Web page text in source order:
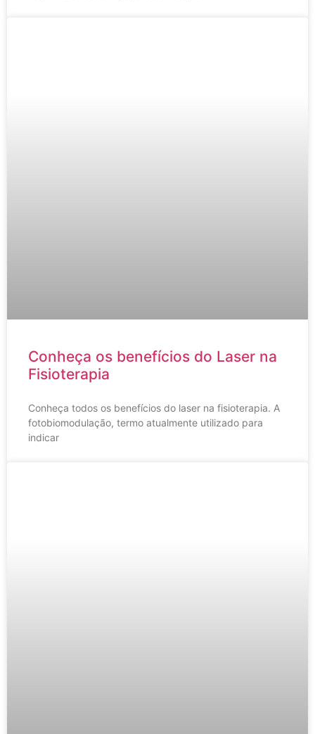
Conheça os benefícios do Laser na
Fisioterapia
Conheça todos os benefícios do laser na fisioterapia. A
fotobiomodulação, termo atualmente utilizado para
indicar